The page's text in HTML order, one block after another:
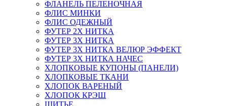
ФЛАНЕЛЬ ПЕЛЕНОЧНАЯ
ФЛИС МИНКИ
ФЛИС ОДЕЖНЫЙ
ФУТЕР 2Х НИТКА
ФУТЕР 3Х НИТКА
ФУТЕР 3Х НИТКА ВЕЛЮР ЭФФЕКТ
ФУТЕР 3Х НИТКА НАЧЕС
ХЛОПКОВЫЕ КУПОНЫ (ПАНЕЛИ)
ХЛОПКОВЫЕ ТКАНИ
ХЛОПОК ВАРЕНЫЙ
ХЛОПОК КРЭШ
ШИТЬЕ